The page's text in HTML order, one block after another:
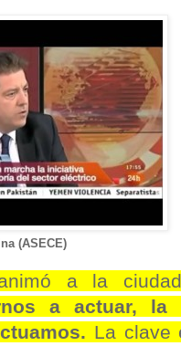
(ASECE)
a la
a actuar, la
La